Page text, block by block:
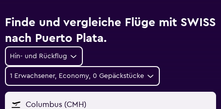
Finde und vergleiche Flüge mit SWISS
nach Puerto Plata.
Hin- und Rückflug
1 Erwachsener, Economy, 0 Gepäckstücke
Columbus (CMH)